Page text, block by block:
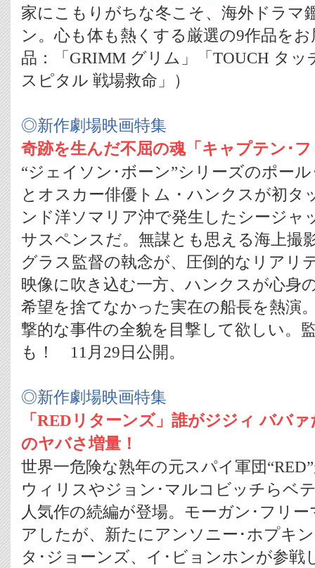
家にこもりがちな冬こそ、海外ドラマ
ン。心も体も熱くする厳選の9作品を
品：「GRIMM グリム」「TOUCH タ
スピタル 戦場救命」）
◎新作劇場映画特集
奇跡を生んだ不屈の魂「キャプテン･
“ジェイソン･ボーン”シリーズのポー
とオスカー俳優トム・ハンクスが初タ
ンド洋ソマリア沖で発生したシージャ
サスペンスだ。無謀とも思える海上撮
グラス監督の執念が、圧倒的なリアリ
映像に吹き込む一方、ハンクスが心身
希望を捨てなかった実在の船長を熱演
撃的な事件の全貌を目撃して欲しい。
も！ 11月29日公開。
◎新作劇場映画特集
「REDリターンズ」誰がジジィ ババ
のヤバさ増量！
世界一危険な熟年の元スパイ軍団
ウィリスやジョン･マルコビッチらベ
人気作の続編が登場。モーガン･フリ
アしたが、新たにアンソニー･ホプキ
タ･ジョーンズ、イ･ビョンホンが参戦